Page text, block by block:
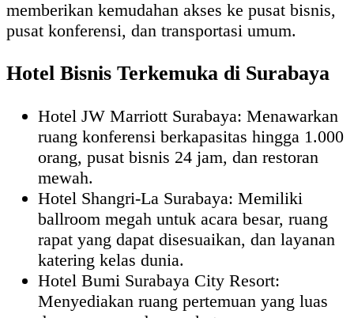
memberikan kemudahan akses ke pusat bisnis,
pusat konferensi, dan transportasi umum.
Hotel Bisnis Terkemuka di Surabaya
Hotel JW Marriott Surabaya: Menawarkan
ruang konferensi berkapasitas hingga 1.000
orang, pusat bisnis 24 jam, dan restoran
mewah.
Hotel Shangri-La Surabaya: Memiliki
ballroom megah untuk acara besar, ruang
rapat yang dapat disesuaikan, dan layanan
katering kelas dunia.
Hotel Bumi Surabaya City Resort:
Menyediakan ruang pertemuan yang luas